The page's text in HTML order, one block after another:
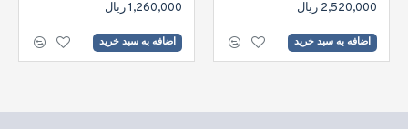
2,520,000 ریال
اضافه به سبد خرید
1,260,000 ریال
اضافه به سبد خرید